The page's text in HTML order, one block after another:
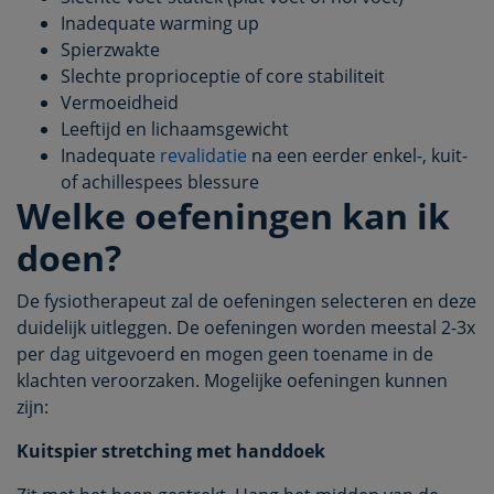
Inadequate warming up
Spierzwakte
Slechte proprioceptie of core stabiliteit
Vermoeidheid
Leeftijd en lichaamsgewicht
Inadequate revalidatie na een eerder enkel-, kuit-
of achillespees blessure
Welke oefeningen kan ik
doen?
De fysiotherapeut zal de oefeningen selecteren en deze
duidelijk uitleggen. De oefeningen worden meestal 2-3x
per dag uitgevoerd en mogen geen toename in de
klachten veroorzaken. Mogelijke oefeningen kunnen
zijn:
Kuitspier stretching met handdoek